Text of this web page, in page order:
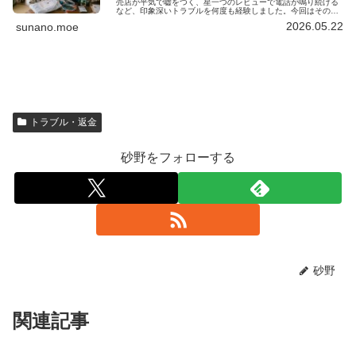
売店が平気で嘘をつく、星一つのレビューで電話が鳴り続ける
など、印象深いトラブルを何度も経験しました。今回はその中
sunano.moe 2026.05.22
トラブル・返金
砂野をフォローする
砂野
関連記事